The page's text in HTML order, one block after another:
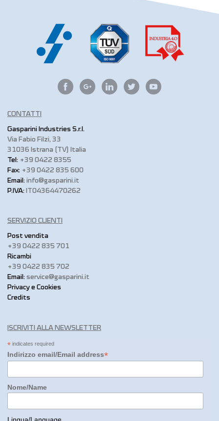
CONTATTI
Gasparini Industries S.r.l.
Via Fabio Filzi, 33
31036 Istrana (TV) Italia
Tel: +39 0422 8355
Fax: +39 0422 835 600
Email: info@gasparini.it
P.IVA: IT04364470262
SERVIZIO CLIENTI
Post vendita
+39 0422 835 701
Ricambi
+39 0422 835 702
Email: service@gasparini.it
Privacy e Cookies
Credits
ISCRIVITI ALLA NEWSLETTER
* indicates required
Indirizzo email/Email address*
Nome/Name